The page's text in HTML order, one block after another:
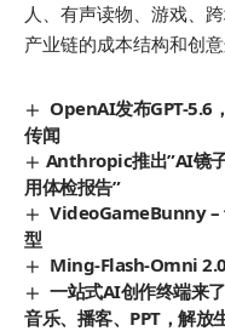
人、有声读物、游戏、
产业链的成本结构和创意
OpenAI发布GPT-5.6
传闻
​Anthropic推出”AI镜
用体检报告”
VideoGameBunny –
型
Ming‑Flash‑Omni
一站式AI创作终端来
音乐、播客、PPT，解放